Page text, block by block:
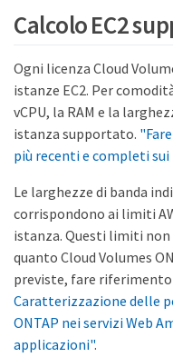
Calcolo EC2
Ogni licenza Cloud
istanze EC2. Per
vCPU, la RAM e la
istanza supportato.
più recenti e completi sui
Le larghezze di banda
corrispondono ai limiti
istanza. Questi limiti
quanto Cloud Volumes
previste, fare riferimento
Caratterizzazione delle
ONTAP nei servizi Web
applicazioni".